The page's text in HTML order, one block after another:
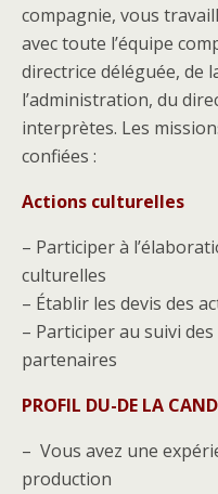
compagnie, vous
avec toute l’équipe
directrice déléguée, de
l’administration, du
interprètes. Les
confiées :
Actions culturelles
– Participer à
culturelles
– Établir les devis des
– Participer au suivi
partenaires
PROFIL DU-DE LA
– Vous avez une
production